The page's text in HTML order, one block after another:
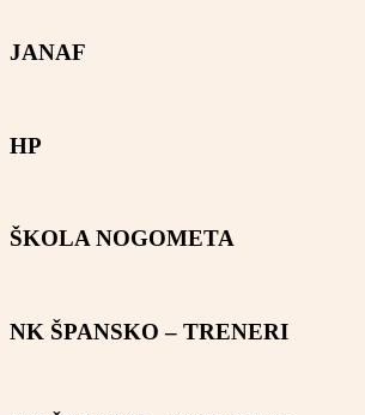
JANAF
HP
ŠKOLA NOGOMETA
NK ŠPANSKO – TRENERI